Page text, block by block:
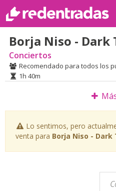
Borja Niso - Dark
Conciertos
Recomendado para todos los
1h 40m
Lo sentimos, pero
venta para Borja Niso - Dark